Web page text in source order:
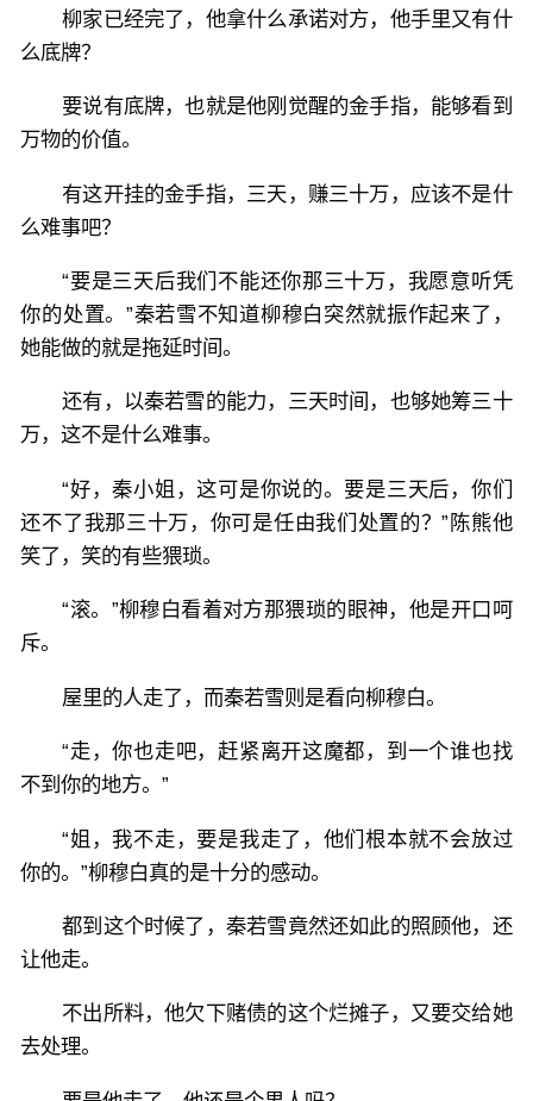
柳家已经完了，他拿什么承诺对方，他手里又有什
么底牌？
要说有底牌，也就是他刚觉醒的金手指，能够看到
万物的价值。
有这开挂的金手指，三天，赚三十万，应该不是什
么难事吧？
“要是三天后我们不能还你那三十万，我愿意听凭
你的处置。”秦若雪不知道柳穆白突然就振作起来了，
她能做的就是拖延时间。
还有，以秦若雪的能力，三天时间，也够她筹三十
万，这不是什么难事。
“好，秦小姐，这可是你说的。要是三天后，你们
还不了我那三十万，你可是任由我们处置的？”陈熊他
笑了，笑的有些猥琐。
“滚。”柳穆白看着对方那猥琐的眼神，他是开口呵
斥。
屋里的人走了，而秦若雪则是看向柳穆白。
“走，你也走吧，赶紧离开这魔都，到一个谁也找
不到你的地方。”
“姐，我不走，要是我走了，他们根本就不会放过
你的。”柳穆白真的是十分的感动。
都到这个时候了，秦若雪竟然还如此的照顾他，还
让他走。
不出所料，他欠下赌债的这个烂摊子，又要交给她
去处理。